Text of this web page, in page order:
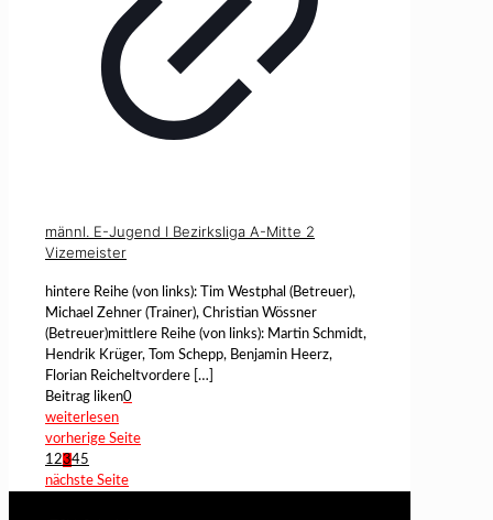
männl. E-Jugend I Bezirksliga A-Mitte 2
Vizemeister
hintere Reihe (von links): Tim Westphal (Betreuer),
Michael Zehner (Trainer), Christian Wössner
(Betreuer)mittlere Reihe (von links): Martin Schmidt,
Hendrik Krüger, Tom Schepp, Benjamin Heerz,
Florian Reicheltvordere […]
Beitrag liken0
weiterlesen
vorherige Seite
12345
nächste Seite